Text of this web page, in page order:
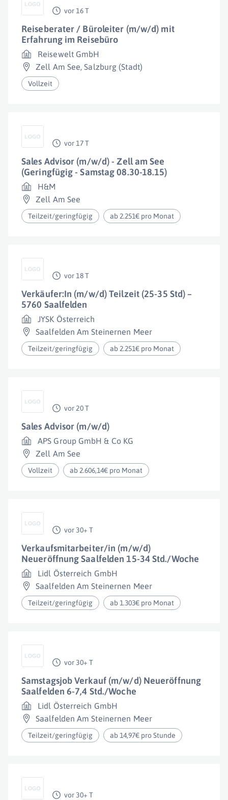
vor 16 T
Reiseberater / Büroleiter (m/w/d) mit
Erfahrung im Reisebüro
Reisewelt GmbH
Zell Am See,Salzburg (Stadt)
Vollzeit
vor 17 T
Sales Advisor (m/w/d) - Zell am See
(Geringfügig - Samstag 08.30-18.15)
H&M
Zell Am See
Teilzeit/geringfügig ab 2.251€ pro Monat
vor 18 T
Verkäufer:In (m/w/d) Teilzeit (25-35 Std) –
5760 Saalfelden
JYSK Österreich
Saalfelden Am Steinernen Meer
Teilzeit/geringfügig ab 2.251€ pro Monat
vor 20 T
Sales Advisor (m/w/d)
APS Group GmbH & Co KG
Zell Am See
Vollzeit ab 2.606,14€ pro Monat
vor 30+ T
Verkaufsmitarbeiter/in (m/w/d)
Neueröffnung Saalfelden 15-34 Std./Woche
Lidl Österreich GmbH
Saalfelden Am Steinernen Meer
Teilzeit/geringfügig ab 1.303€ pro Monat
vor 30+ T
Samstagsjob Verkauf (m/w/d) Neueröffnung
Saalfelden 6-7,4 Std./Woche
Lidl Österreich GmbH
Saalfelden Am Steinernen Meer
Teilzeit/geringfügig ab 14,97€ pro Stunde
vor 30+ T